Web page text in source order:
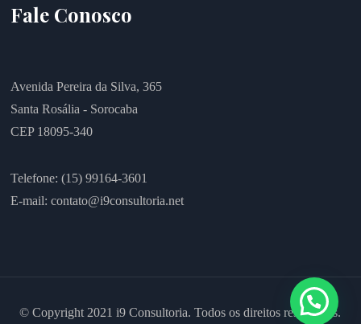
Fale Conosco
Avenida Pereira da Silva, 365
Santa Rosália - Sorocaba
CEP 18095-340
Telefone: (15) 99164-3601
E-mail:contato@i9consultoria.net
© Copyright 2021 i9 Consultoria. Todos os direitos reservados.